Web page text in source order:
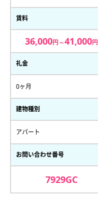
賃料
36,000円～41,000円
礼金
0ヶ月
建物種別
アパート
お問い合わせ番号
7929GC